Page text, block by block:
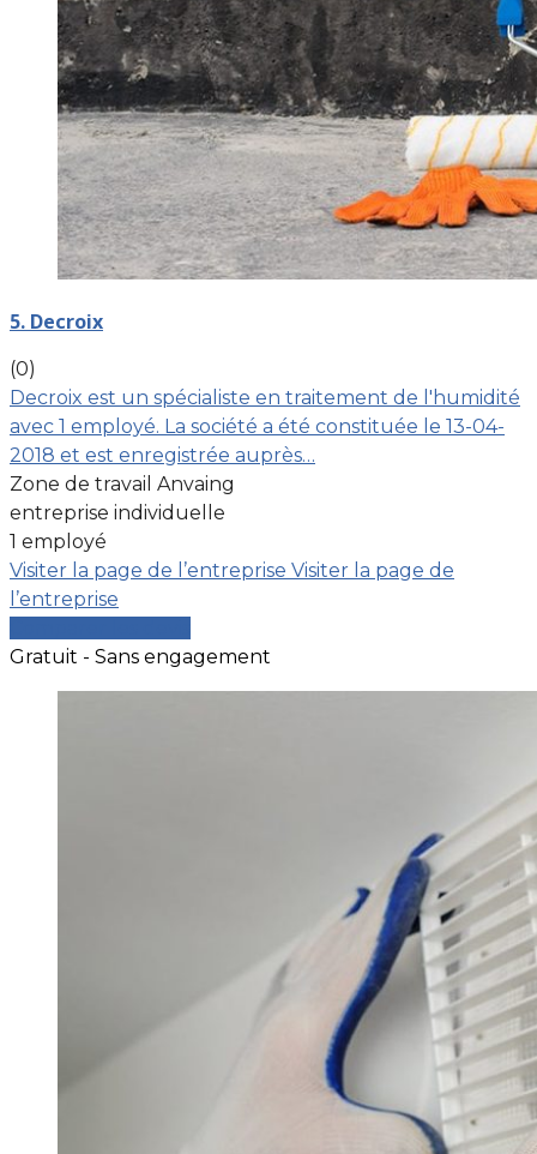
5. Decroix
(0)
Decroix est un spécialiste en traitement de l'humidité
avec 1 employé. La société a été constituée le 13-04-
2018 et est enregistrée auprès…
Zone de travail Anvaing
entreprise individuelle
1 employé
Visiter la page de l’entreprise Visiter la page de
l’entreprise
Gratuit - Sans engagement